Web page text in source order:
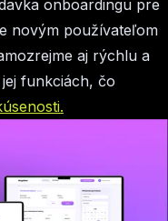
onboardingu pre
novým používateľom
aj rýchlu a
funkciách, čo